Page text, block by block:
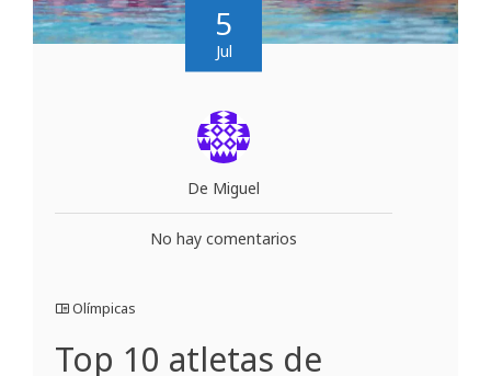
5
Jul
De Miguel
No hay comentarios
Olímpicas
Top 10 atletas de